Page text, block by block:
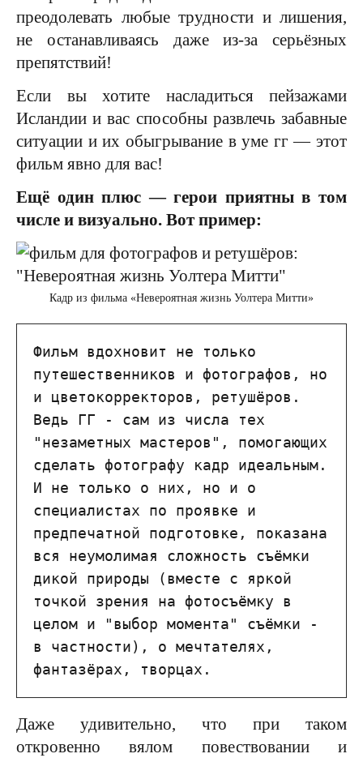
преодолевать любые трудности и лишения,
не останавливаясь даже из-за серьёзных
препятствий!
Если вы хотите насладиться пейзажами
Исландии и вас способны развлечь забавные
ситуации и их обыгрывание в уме гг — этот
фильм явно для вас!
Ещё один плюс — герои приятны в том
числе и визуально. Вот пример:
Кадр из фильма «Невероятная жизнь Уолтера Митти»
Фильм вдохновит не только
путешественников и фотографов, но
и цветокорректоров, ретушёров.
Ведь ГГ - сам из числа тех
"незаметных мастеров", помогающих
сделать фотографу кадр идеальным.
И не только о них, но и о
специалистах по проявке и
предпечатной подготовке, показана
вся неумолимая сложность съёмки
дикой природы (вместе с яркой
точкой зрения на фотосъёмку в
целом и "выбор момента" съёмки -
в частности), о мечтателях,
фантазёрах, творцах.
Даже удивительно, что при таком
откровенно вялом повествовании и